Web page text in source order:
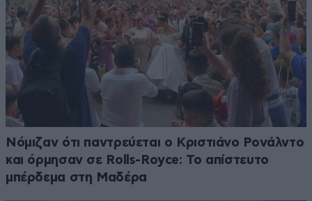
Νόμιζαν ότι παντρεύεται ο Κριστιάνο Ρονάλντο
και όρμησαν σε Rolls-Royce: Το απίστευτο
μπέρδεμα στη Μαδέρα